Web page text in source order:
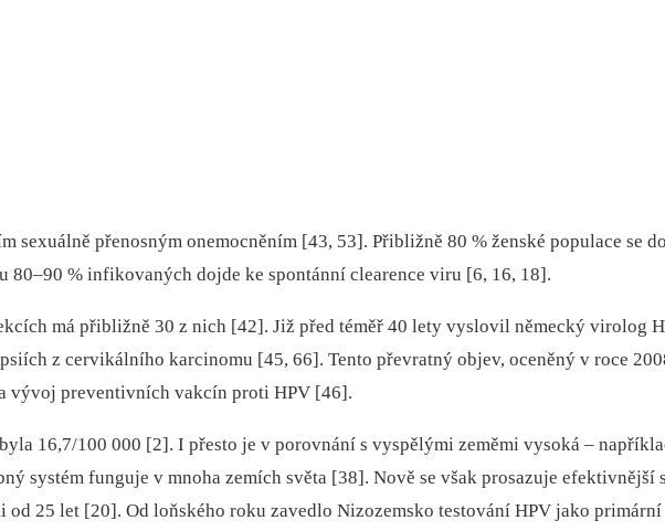
přenosným onemocněním [43, 53]. Přibližně 80 % ženské populace se
% infikovaných dojde ke spontánní clearence viru [6, 16, 18].
má přibližně 30 z nich [42]. Již před téměř 40 lety vyslovil německý virolog
z cervikálního karcinomu [45, 66]. Tento převratný objev, oceněný v roce
vývoj preventivních vakcín proti HPV [46].
16,7/100 000 [2]. I přesto je v porovnání s vyspělými zeměmi vysoká –⁠
systém funguje v mnoha zemích světa [38]. Nově se však prosazuje
25 let [20]. Od loňského roku zavedlo Nizozemsko testování HPV jako